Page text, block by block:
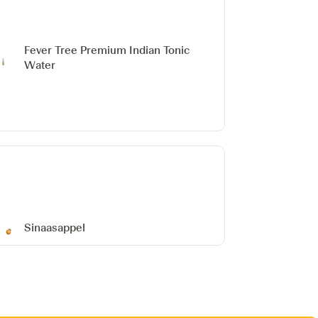
Fever Tree Premium Indian Tonic
Water
Sinaasappel